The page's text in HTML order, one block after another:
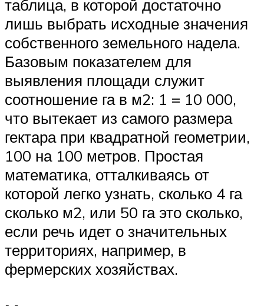
таблица, в которой достаточно
лишь выбрать исходные значения
собственного земельного надела.
Базовым показателем для
выявления площади служит
соотношение га в м2: 1 = 10 000,
что вытекает из самого размера
гектара при квадратной геометрии,
100 на 100 метров. Простая
математика, отталкиваясь от
которой легко узнать, сколько 4 га
сколько м2, или 50 га это сколько,
если речь идет о значительных
территориях, например, в
фермерских хозяйствах.